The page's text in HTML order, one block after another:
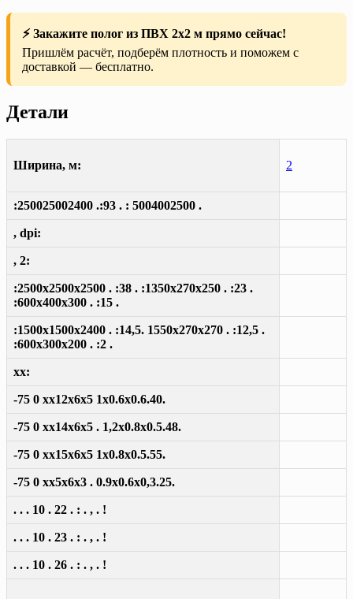
⚡ Закажите полог из ПВХ 2х2 м прямо сейчас!
Пришлём расчёт, подберём плотность и поможем с
доставкой — бесплатно.
Детали
Ширина, м: 2
:250025002400 .:93 . : 5004002500 .
, dpi:
, 2:
:2500x2500x2500 . :38 . :1350x270x250 . :23 .
:600x400x300 . :15 .
:1500x1500x2400 . :14,5. 1550x270x270 . :12,5 .
:600x300x200 . :2 .
xx:
-75 0 xx12x6x5 1x0.6x0.6.40.
-75 0 xx14x6x5 . 1,2x0.8x0.5.48.
-75 0 xx15x6x5 1x0.8x0.5.55.
-75 0 xx5x6x3 . 0.9x0.6x0,3.25.
. . . 10 . 22 . : . , . !
. . . 10 . 23 . : . , . !
. . . 10 . 26 . : . , . !